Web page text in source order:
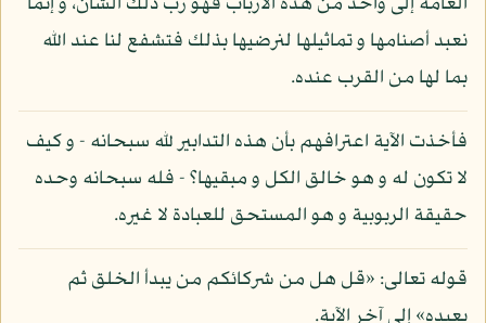
نعبد أصنامها و تماثيلها لنرضيها بذلك فتشفع لنا عند الله
بما لها من القرب عنده.
فأخذت الآية اعترافهم بأن هذه التدابير لله سبحانه - و كيف
لا تكون له و هو خالق الكل و مبقيها؟ - فله سبحانه وحده
حقيقة الربوبية و هو المستحق للعبادة لا غيره.
قوله تعالى: «قل هل من شركائكم من يبدأ الخلق ثم
يعيده» إلى آخر الآية.